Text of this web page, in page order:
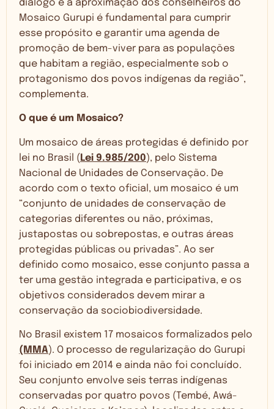
diálogo e a aproximação dos conselheiros do
Mosaico Gurupi é fundamental para cumprir
esse propósito e garantir uma agenda de
promoção de bem-viver para as populações
que habitam a região, especialmente sob o
protagonismo dos povos indígenas da região”,
complementa.
O que é um Mosaico?
Um mosaico de áreas protegidas é definido por
lei no Brasil ( Lei 9.985/200), pelo Sistema
Nacional de Unidades de Conservação. De
acordo com o texto oficial, um mosaico é um
“conjunto de unidades de conservação de
categorias diferentes ou não, próximas,
justapostas ou sobrepostas, e outras áreas
protegidas públicas ou privadas”. Ao ser
definido como mosaico, esse conjunto passa a
ter uma gestão integrada e participativa, e os
objetivos considerados devem mirar a
conservação da sociobiodiversidade.
No Brasil existem 17 mosaicos formalizados pelo
(MMA). O processo de regularização do Gurupi
foi iniciado em 2014 e ainda não foi concluído.
Seu conjunto envolve seis terras indígenas
conservadas por quatro povos (Tembé, Awá-